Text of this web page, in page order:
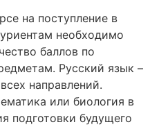
на поступление в
необходимо
баллов по
Русский язык –
направлений.
или биология в
подготовки будущего